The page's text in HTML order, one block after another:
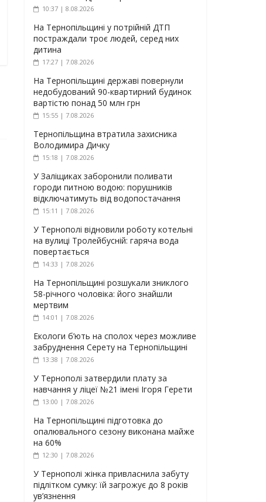
10:37 | 8.08.2026
На Тернопільщині у потрійній ДТП
постраждали троє людей, серед них
дитина
17:27 | 7.08.2026
На Тернопільщині державі повернули
недобудований 90-квартирний будинок
вартістю понад 50 млн грн
15:55 | 7.08.2026
Тернопільщина втратила захисника
Володимира Дичку
15:18 | 7.08.2026
У Заліщиках заборонили поливати
городи питною водою: порушників
відключатимуть від водопостачання
15:11 | 7.08.2026
У Тернополі відновили роботу котельні
на вулиці Тролейбусній: гаряча вода
повертається
14:33 | 7.08.2026
На Тернопільщині розшукали зниклого
58-річного чоловіка: його знайшли
мертвим
14:01 | 7.08.2026
Екологи б’ють на сполох через можливе
забруднення Серету на Тернопільщині
13:38 | 7.08.2026
У Тернополі затвердили плату за
навчання у ліцеї №21 імені Ігоря Герети
13:00 | 7.08.2026
На Тернопільщині підготовка до
опалювального сезону виконана майже
на 60%
12:30 | 7.08.2026
У Тернополі жінка привласнила забуту
підлітком сумку: їй загрожує до 8 років
ув’язнення